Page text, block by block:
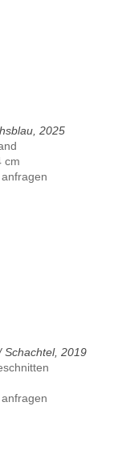
2025
cm
Schachtel, 2019